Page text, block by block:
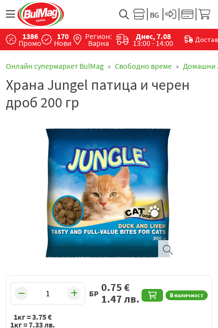
1386
Промо
170
Нови
Регион:
Варна
Днес, 7.08
13:00 - 14:00
Онлайн супермаркет BulMag Свободно време Домашни
Храна Jungel патица и черен
дроб 200 гр
БР В наличност
0.75€
1.47лв.
1кг =3.75€
1кг =7.33лв.